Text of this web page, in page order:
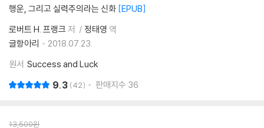
행운, 그리고 실력주의라는 신화 EPUB
로버트 H. 프랭크 저 정태영 역
글항아리
2018.07.23.
원서 Success and Luck
9.3 42 판매지수 36
13,500원